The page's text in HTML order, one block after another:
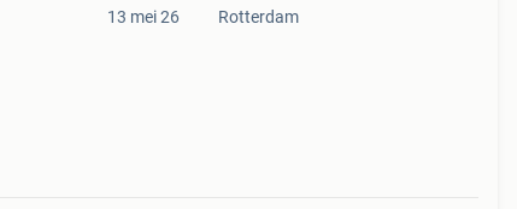
13 mei 26 Rotterdam